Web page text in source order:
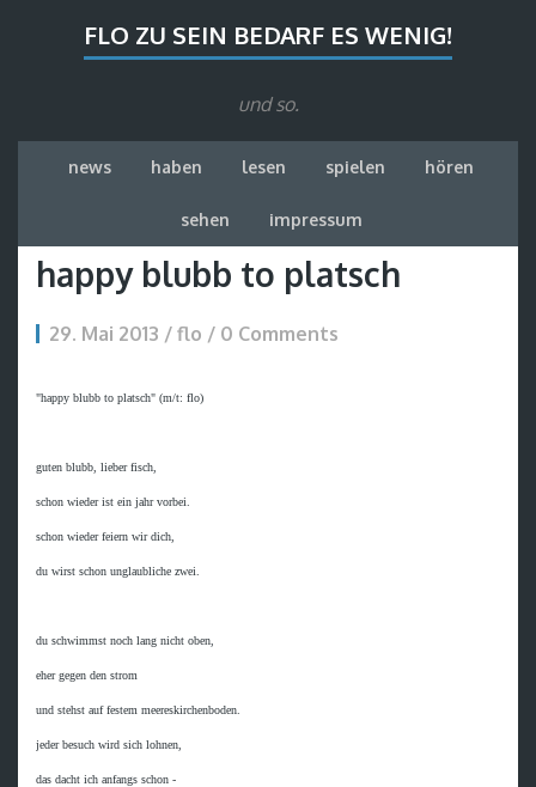
FLO ZU SEIN BEDARF ES WENIG!
und so.
news haben lesen spielen hören
sehen impressum
happy blubb to platsch
29. Mai 2013 / flo / 0 Comments
"happy blubb to platsch" (m/t: flo)
guten blubb, lieber fisch,
schon wieder ist ein jahr vorbei.
schon wieder feiern wir dich,
du wirst schon unglaubliche zwei.
du schwimmst noch lang nicht oben,
eher gegen den strom
und stehst auf festem meereskirchenboden.
jeder besuch wird sich lohnen,
das dacht ich anfangs schon -